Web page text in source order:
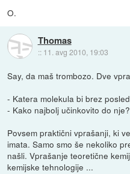
O.
Thomas
:: 11. avg 2010, 19:03
Say, da maš trombozo. Dve
- Katera molekula bi brez
- Kako najbolj učinkovito do nje?
Povsem praktični vprašanji, ki
imata. Samo smo še nekoliko
našli. Vprašanje teoretične
kemijske tehnologije ...